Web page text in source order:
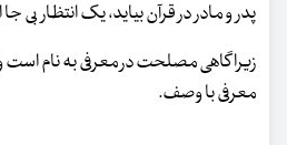
پدر و مادر در قرآن بیاید، یک انتظار بی
زیرا گاهی مصلحت در معرفی به نام است
معرفی با وصف.